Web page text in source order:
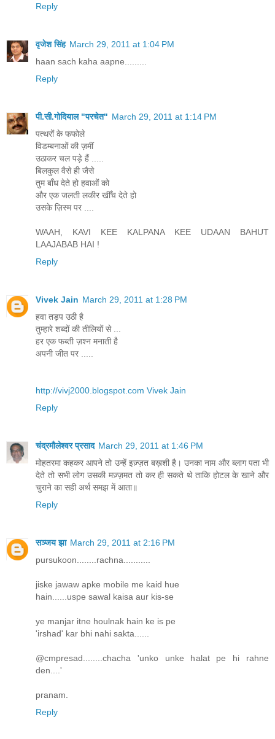
Reply
वृजेश सिंह March 29, 2011 at 1:04 PM
haan sach kaha aapne.........
Reply
पी.सी.गोदियाल "परचेत" March 29, 2011 at 1:14 PM
पत्थरों के फफोले
विडम्बनाओं की ज़मीं
उठाकर चल पड़े हैं .....
बिलकुल वैसे ही जैसे
तुम बाँध देते हो हवाओं को
और एक जलती लकीर खीँच देते हो
उसके ज़िस्म पर ....
WAAH, KAVI KEE KALPANA KEE UDAAN BAHUT
LAAJABAB HAI !
Reply
Vivek Jain March 29, 2011 at 1:28 PM
हवा तड़प उठी है
तुम्हारे शब्दों की तीलियों से ...
हर एक फब्ती ज़श्न मनाती है
अपनी जीत पर .....
http://vivj2000.blogspot.com Vivek Jain
Reply
चंद्रमौलेश्वर प्रसाद March 29, 2011 at 1:46 PM
मोहतरमा कहकर आपने तो उन्हें इज़्ज़त बख़शी है। उनका नाम और ब्लाग पता भी
देते तो सभी लोग उसकी मज़्ज़मत तो कर ही सकते थे ताकि होटल के खाने और
चुराने का सही अर्थ समझ में आता॥
Reply
सञ्जय झा March 29, 2011 at 2:16 PM
pursukoon........rachna...........
jiske jawaw apke mobile me kaid hue
hain......uspe sawal kaisa aur kis-se
ye manjar itne houlnak hain ke is pe
'irshad' kar bhi nahi sakta......
@cmpresad........chacha 'unko unke halat pe hi rahne
den....'
pranam.
Reply